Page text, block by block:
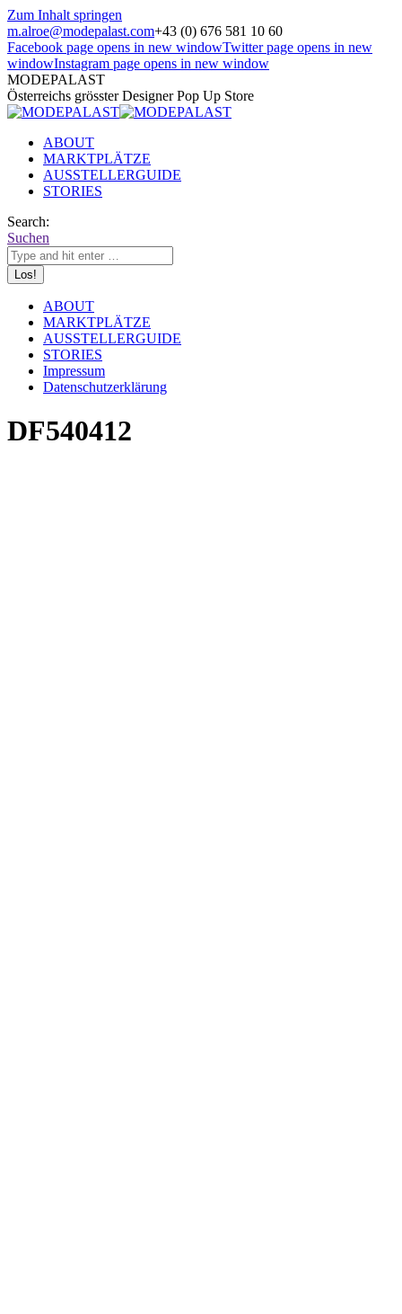
Zum Inhalt springen
m.alroe@modepalast.com+43 (0) 676 581 10 60
Facebook page opens in new windowTwitter page opens in new
windowInstagram page opens in new window
MODEPALAST
Österreichs grösster Designer Pop Up Store
ABOUT
MARKTPLÄTZE
AUSSTELLERGUIDE
STORIES
Search:
Suchen
ABOUT
MARKTPLÄTZE
AUSSTELLERGUIDE
STORIES
Impressum
Datenschutzerklärung
DF540412